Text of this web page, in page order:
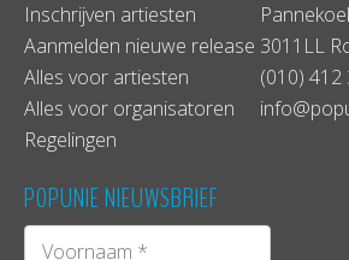
Inschrijven artiesten
Aanmelden nieuwe release
Alles voor artiesten
Alles voor organisatoren
Regelingen
3011LL
(010) 412
POPUNIE NIEUWSBRIEF